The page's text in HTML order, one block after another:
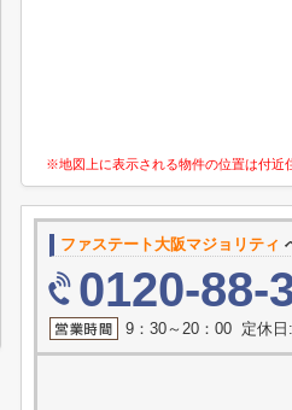
※地図上に表示される物件の位置は付近
ファステート大阪マジョリティ
0120-88-
9：30～20：00 定休日